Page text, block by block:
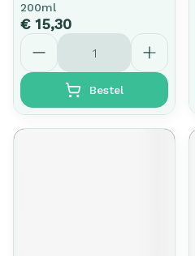
200ml
€ 15,30
Aantal
Bestel